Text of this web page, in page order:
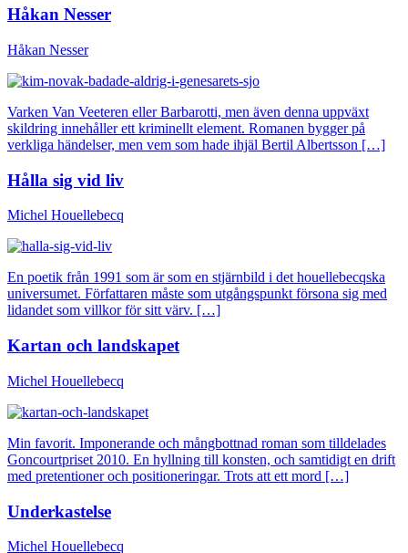
Håkan Nesser
Håkan Nesser
Varken Van Veeteren eller Barbarotti, men även denna uppväxt
skildring innehåller ett kriminellt element. Romanen bygger på
verkliga händelser, men vem som hade ihjäl Bertil Albertsson […]
Hålla sig vid liv
Michel Houellebecq
En poetik från 1991 som är som en stjärnbild i det houellebecqska
universumet. Författaren måste som utgångspunkt försona sig med
lidandet som villkor för sitt värv. […]
Kartan och landskapet
Michel Houellebecq
Min favorit. Imponerande och mångbottnad roman som tilldelades
Goncourtpriset 2010. En hyllning till konsten, och samtidigt en drift
med pretentioner och positioneringar. Trots att ett mord […]
Underkastelse
Michel Houellebecq